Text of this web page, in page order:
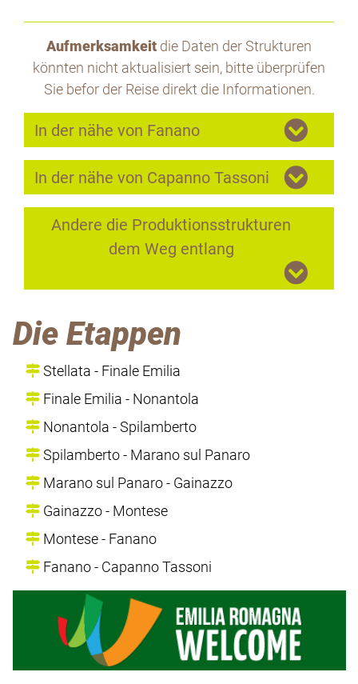
Aufmerksamkeit die Daten der Strukturen
könnten nicht aktualisiert sein, bitte überprüfen
Sie befor der Reise direkt die Informationen.
In der nähe von Fanano
In der nähe von Capanno Tassoni
Andere die Produktionsstrukturen
dem Weg entlang
Die Etappen
Stellata - Finale Emilia
Finale Emilia - Nonantola
Nonantola - Spilamberto
Spilamberto - Marano sul Panaro
Marano sul Panaro - Gainazzo
Gainazzo - Montese
Montese - Fanano
Fanano - Capanno Tassoni